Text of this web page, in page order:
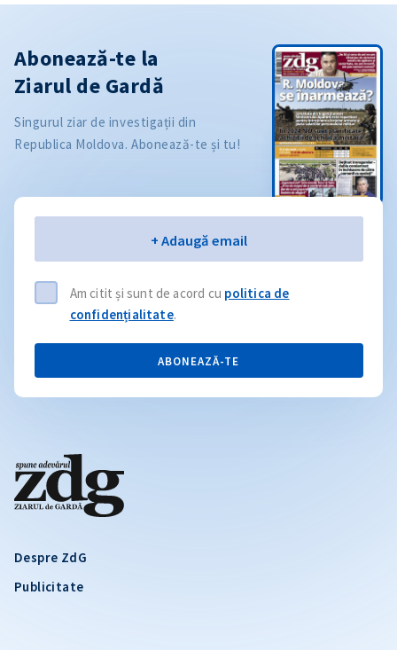
Despre ZdG
Publicitate
Abonează-te la
Ziarul de Gardă
Singurul ziar de investigații din
Republica Moldova. Abonează-te și tu!
+ Adaugă email
Am citit și sunt de acord cu politica de
confidențialitate.
ABONEAZĂ-TE